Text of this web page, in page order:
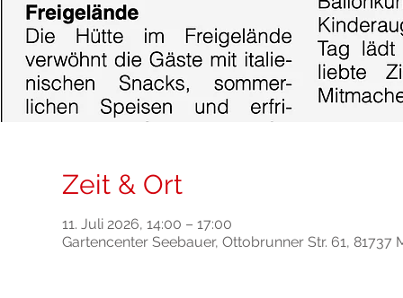
Zeit & Ort
11. Juli 2026, 14:00 – 17:00
Gartencenter Seebauer, Ottobrunner Str. 61,